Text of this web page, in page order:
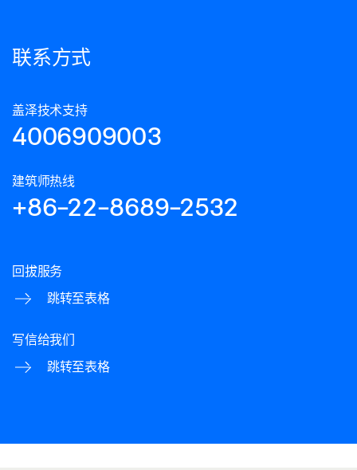
联系方式
盖泽技术支持
4006909003
建筑师热线
+86-22-8689-2532
回拔服务
跳转至表格
写信给我们
跳转至表格